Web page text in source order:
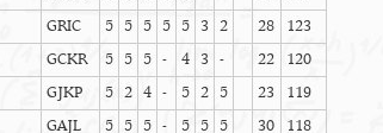
GRIC 5 5 5 5 5 3 2 28
123
GCKR 5 5 5 - 4 3 - 22
120
GJKP 5 2 4 - 5 2 5 23
119
GAJL 5 5 5 - 5 5 5 30
118